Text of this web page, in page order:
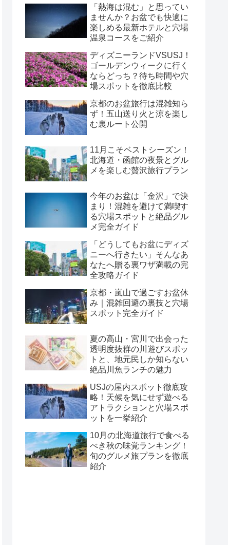
「熱海は混む」と思ってい
ませんか？お盆でも快適に
楽しめる最新ホテルと穴場
温泉コースをご紹介
ディズニーランドVSUSJ！
ゴールデンウィークに行く
ならどっち？待ち時間や穴
場スポットを徹底比較
京都のお盆旅行は混雑知ら
ず！五山送り火と涼を楽し
む裏ルート公開
11月こそベストシーズン！
北海道・函館の夜景とグル
メを楽しむ贅沢旅行プラン
今年のお盆は「金沢」で決
まり！混雑を避けて満喫す
る穴場スポットと絶品グル
メ完全ガイド
「どうしてもお盆にディズ
ニーへ行きたい」そんなあ
なたへ贈る裏ワザ満載の完
全攻略ガイド
京都・嵐山で過ごすお盆休
み｜混雑回避の裏技と穴場
スポット完全ガイド
夏の高山・宮川で出会った
透明度抜群の川遊びスポッ
トと、地元民しか知らない
絶品川魚ランチの魅力
USJの屋内スポット徹底攻
略！天候を気にせず遊べる
アトラクションと穴場スポ
ットを一挙紹介
10月の北海道旅行で食べる
べき秋の味覚ランキング！
旬のグルメ旅プランを徹底
紹介